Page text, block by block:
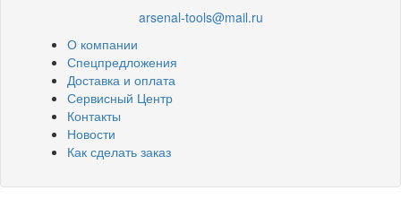
arsenal-tools@mail.ru
О компании
Спецпредложения
Доставка и оплата
Сервисный Центр
Контакты
Новости
Как сделать заказ